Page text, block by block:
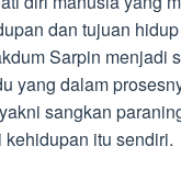
dan tujuan
Sarpin menjadi
yang dalam
sangkan
itu sendiri.